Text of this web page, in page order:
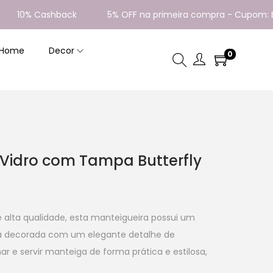
Cashback 5% OFF na primeira compra - Cupom:
Decor 0
com Tampa Butterfly
qualidade, esta manteigueira possui um
com um elegante detalhe de
e servir manteiga de forma prática e estilosa,